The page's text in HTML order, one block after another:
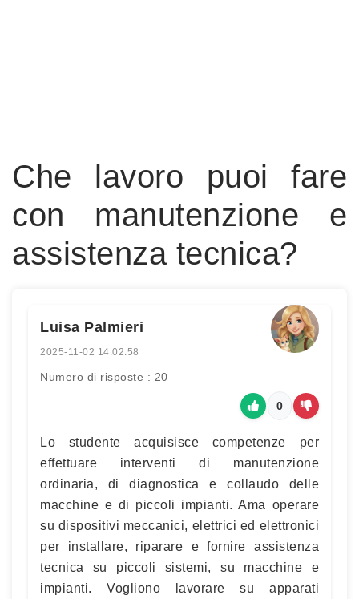
Che lavoro puoi fare
con manutenzione e
assistenza tecnica?
Luisa Palmieri
2025-11-02 14:02:58
Numero di risposte : 20
0
Lo studente acquisisce competenze per
effettuare interventi di manutenzione
ordinaria, di diagnostica e collaudo delle
macchine e di piccoli impianti. Ama operare
su dispositivi meccanici, elettrici ed elettronici
per installare, riparare e fornire assistenza
tecnica su piccoli sistemi, su macchine e
impianti. Vogliono lavorare su apparati